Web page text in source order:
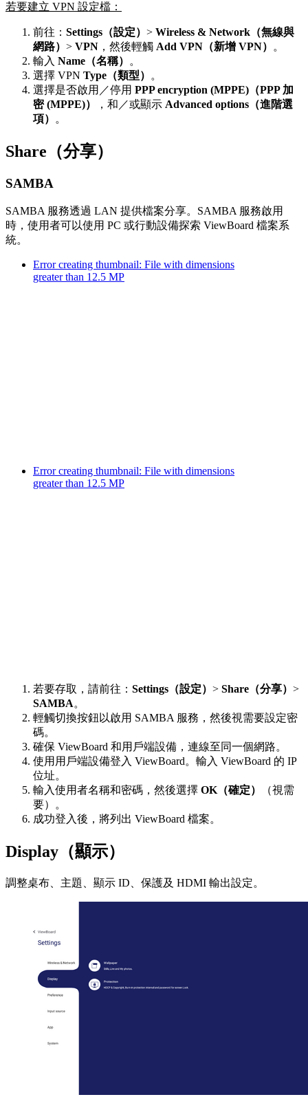
若要建立 VPN 設定檔：
前往： Settings（設定） > Wireless & Network（無線與
網路） > VPN ，然後輕觸 Add VPN（新增 VPN） 。
輸入 Name（名稱） 。
選擇 VPN Type（類型） 。
選擇是否啟用／停用 PPP encryption (MPPE)（PPP 加
密 (MPPE)）
，和／或顯示 Advanced options（進階選
項） 。
Share（分享）
SAMBA
SAMBA 服務透過 LAN 提供檔案分享。SAMBA 服務啟用
時，使用者可以使用 PC 或行動設備探索 ViewBoard 檔案系
統。
Error creating thumbnail: File with dimensions
greater than 12.5 MP
Error creating thumbnail: File with dimensions
greater than 12.5 MP
若要存取，請前往： Settings（設定） > Share（分享） >
SAMBA。
輕觸切換按鈕以啟用 SAMBA 服務，然後視需要設定密
碼。
確保 ViewBoard 和用戶端設備，連線至同一個網路。
使用用戶端設備登入 ViewBoard。輸入 ViewBoard 的 IP
位址。
輸入使用者名稱和密碼，然後選擇 OK（確定）
（視需
要）。
成功登入後，將列出 ViewBoard 檔案。
Display（顯示）
調整桌布、主題、顯示 ID、保護及 HDMI 輸出設定。